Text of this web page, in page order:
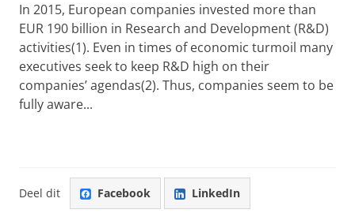
In 2015, European companies invested more than
EUR 190 billion in Research and Development (R&D)
activities(1). Even in times of economic turmoil many
executives seek to keep R&D high on their
companies’ agendas(2). Thus, companies seem to be
fully aware...
Deel dit Facebook LinkedIn